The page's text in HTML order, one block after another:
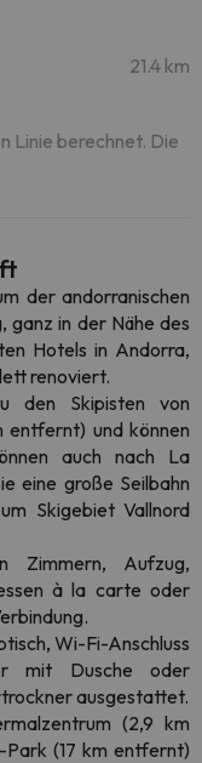
21.4 km
Linie berechnet. Die
der andorranischen
ganz in der Nähe des
Hotels in Andorra,
renoviert.
den Skipisten von
entfernt) und können
auch nach La
eine große Seilbahn
Skigebiet Vallnord
Zimmern, Aufzug,
à la carte oder
Wi-Fi-Anschluss
mit Dusche oder
ausgestattet.
(2,9 km
(17 km entfernt)